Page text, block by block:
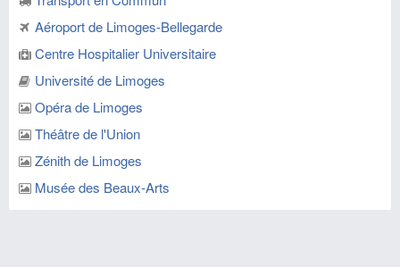
Aéroport de Limoges-Bellegarde
Centre Hospitalier Universitaire
Université de Limoges
Opéra de Limoges
Théâtre de l'Union
Zénith de Limoges
Musée des Beaux-Arts